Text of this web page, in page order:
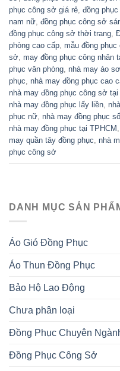
phục công sở giá rẻ đồng
nam nữ đồng phục công sở
đồng phục công sở thời trang
phòng cao cấp mẫu đồng
sở may đồng phục công nhân
phục văn phòng nhà may áo
phục nhà may đồng phục cao
nhà may đồng phục công sở tại
nhà may đồng phục lấy liền
phục nữ nhà may đồng phục
nhà may đồng phục tại TPHCM
may quần tây đồng phục nhà
phục công sở
DANH MỤC SẢN
Áo Gió Đồng Phục
Áo Thun Đồng Phục
Bảo Hộ Lao Động
Chưa phân loại
Đồng Phục Chuyên
Đồng Phục Công Sở